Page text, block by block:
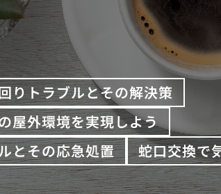
りトラブルとその解決策
屋外環境を実現しよう
とその応急処置 蛇口交換で